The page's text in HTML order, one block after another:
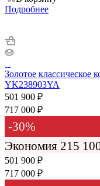
Подробнее
Золотое классическое
YK238903YA
501 900 ₽
717 000 ₽
-30%
Экономия 215
501 900 ₽
717 000 ₽